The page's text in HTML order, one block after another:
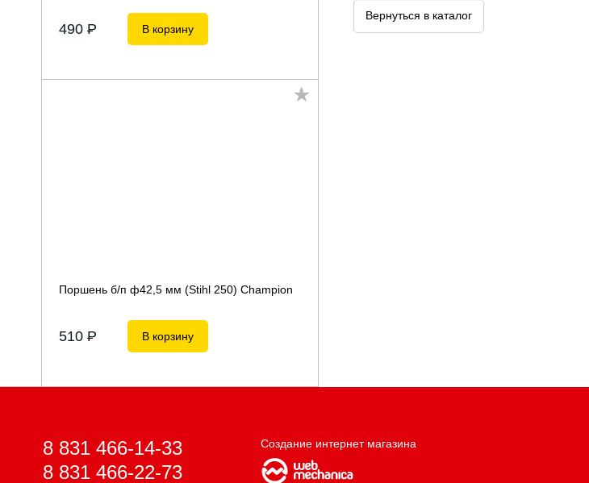
Вернуться в каталог
490 P В корзину
Поршень б/п ф42,5 мм (Stihl 250) Champion
510 P В корзину
8 831 466-14-33
8 831 466-22-73
Создание интернет магазина